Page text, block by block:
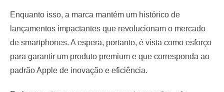
Enquanto isso, a marca mantém um histórico de
lançamentos impactantes que revolucionam o mercado
de smartphones. A espera, portanto, é vista como esforço
para garantir um produto premium e que corresponda ao
padrão Apple de inovação e eficiência.